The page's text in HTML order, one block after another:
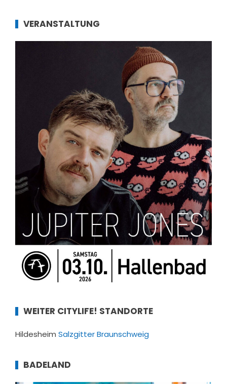
VERANSTALTUNG
WEITER CITYLIFE! STANDORTE
Hildesheim SalzgitterBraunschweig
BADELAND